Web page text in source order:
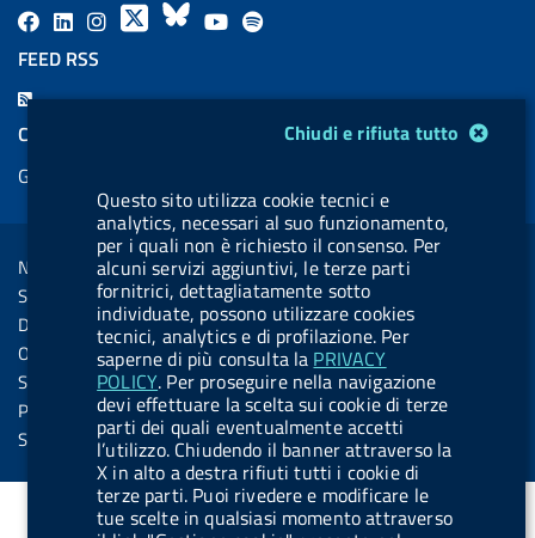
Chiudi e rifiuta tutto
Questo sito utilizza cookie tecnici e
analytics, necessari al suo funzionamento,
per i quali non è richiesto il consenso. Per
alcuni servizi aggiuntivi, le terze parti
fornitrici, dettagliatamente sotto
individuate, possono utilizzare cookies
tecnici, analytics e di profilazione. Per
saperne di più consulta la PRIVACY
POLICY. Per proseguire nella navigazione
devi effettuare la scelta sui cookie di terze
parti dei quali eventualmente accetti
l’utilizzo. Chiudendo il banner attraverso la
X in alto a destra rifiuti tutti i cookie di
terze parti. Puoi rivedere e modificare le
tue scelte in qualsiasi momento attraverso
F
a
L
i
b
u
t
t
o
n
.
i
n
s
X
B
y
Y
e
l
b
u
t
t
o
n
.
s
p
o
FEED RSS
F
COOKIES
Gestione cookie
Sezione Link Utili
Note legali
Social Media Policy
Dichiarazione di accessibilità
Obiettivi di accessibilità
Statistiche sito
Privacy
Servizi Online